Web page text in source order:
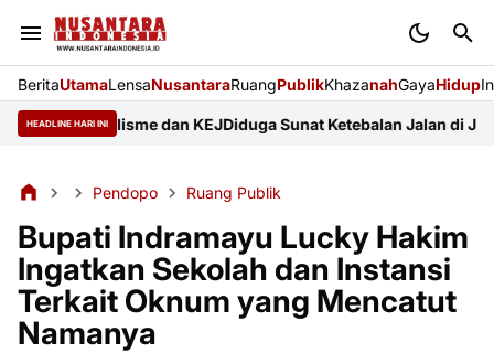
BeritaUtamaLensaNusantaraRuangPublikKhazanahGayaHidup
HEADLINE HARI INIdan KEJDiduga Sunat Ketebalan Jalan di
Pendopo Ruang Publik
Bupati Indramayu Lucky Hakim
Ingatkan Sekolah dan Instansi
Terkait Oknum yang Mencatut
Namanya